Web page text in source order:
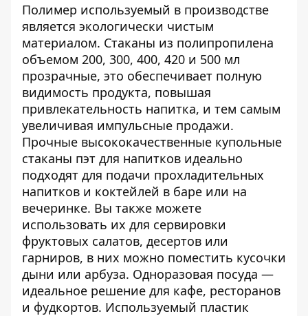
Полимер используемый в производстве
является экологически чистым
материалом. Стаканы из полипропилена
объемом 200, 300, 400, 420 и 500 мл
прозрачные, это обеспечивает полную
видимость продукта, повышая
привлекательность напитка, и тем самым
увеличивая импульсные продажи.
Прочные высококачественные купольные
стаканы пэт для напитков идеально
подходят для подачи прохладительных
напитков и коктейлей в баре или на
вечеринке. Вы также можете
использовать их для сервировки
фруктовых салатов, десертов или
гарниров, в них можно поместить кусочки
дыни или арбуза. Одноразовая посуда —
идеальное решение для кафе, ресторанов
и фудкортов. Используемый пластик